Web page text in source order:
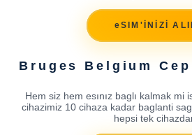
eSIM'İNİZİ
Bruges Belgium
Hem siz hem esınız baglı kalmak mi
cihazimiz 10 cihaza kadar baglanti
hepsi tek